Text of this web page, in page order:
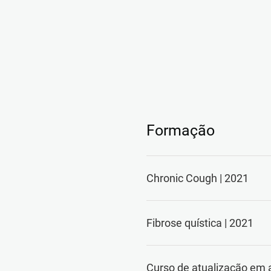
Formação
Chronic Cough | 2021
Fibrose quística | 2021
Curso de atualização em